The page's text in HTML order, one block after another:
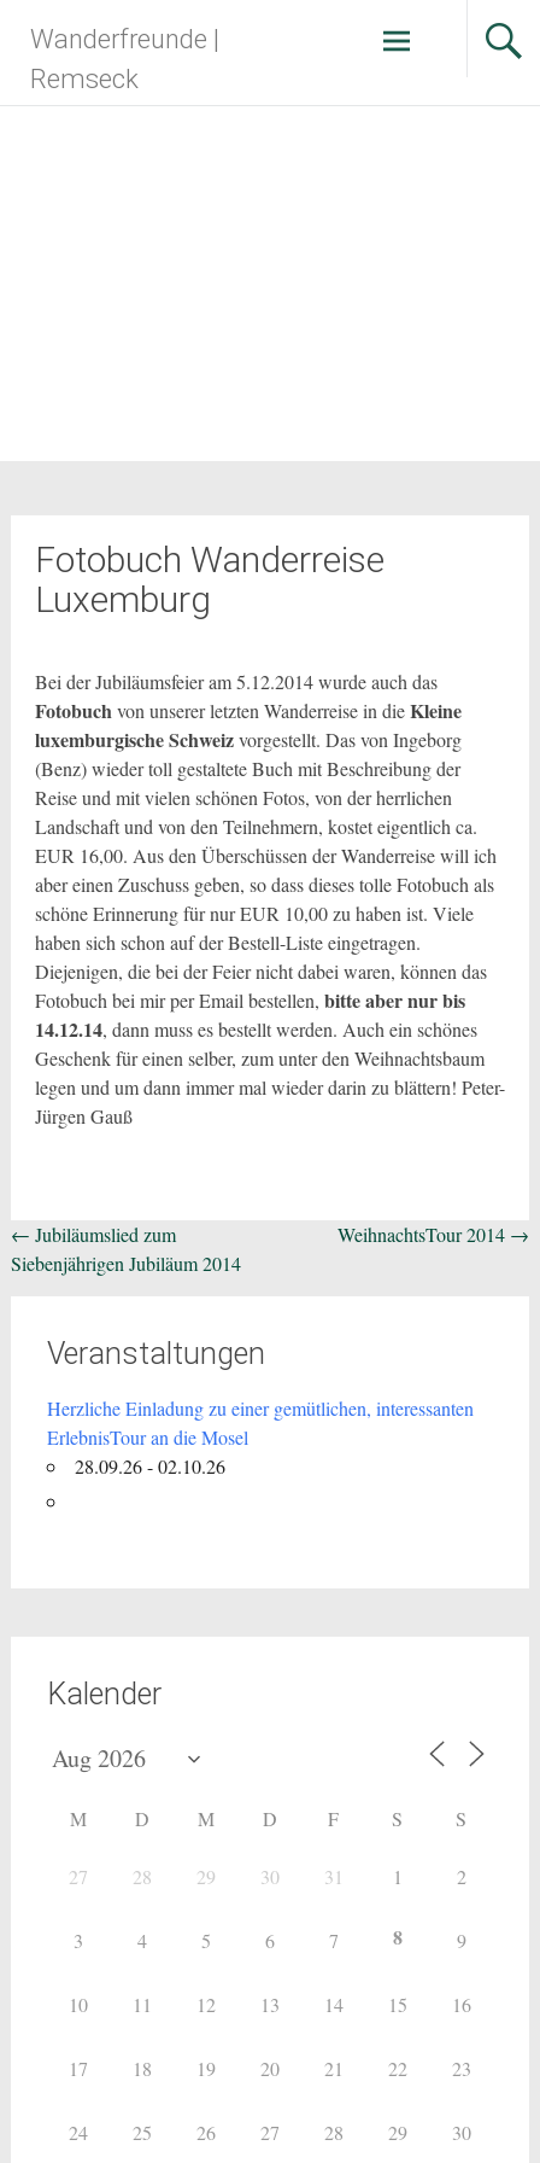
Inhalt
springen
Wanderfreunde |
Remseck
Fotobuch Wanderreise
Luxemburg
Bei der Jubiläumsfeier am 5.12.2014 wurde auch das
Fotobuchvon unserer letzten Wanderreise in dieKleine
luxemburgische Schweizvorgestellt. Das von Ingeborg
(Benz) wieder toll gestaltete Buch mit Beschreibung der
Reise und mit vielen schönen Fotos, von der herrlichen
Landschaft und von den Teilnehmern, kostet eigentlich ca.
EUR 16,00. Aus den Überschüssen der Wanderreise will ich
aber einen Zuschuss geben, so dass dieses tolle Fotobuch als
schöne Erinnerung für nur EUR 10,00 zu haben ist. Viele
haben sich schon auf der Bestell-Liste eingetragen.
Diejenigen, die bei der Feier nicht dabei waren, können das
Fotobuch bei mir per Email bestellen, bitte aber nur bis
14.12.14, dann muss es bestellt werden. Auch ein schönes
Geschenk für einen selber, zum unter den Weihnachtsbaum
legen und um dann immer mal wieder darin zu blättern! Peter-
Jürgen Gauß
Beitragsnavigation
← Jubiläumslied zum
Siebenjährigen Jubiläum 2014
WeihnachtsTour 2014 →
Veranstaltungen
Herzliche Einladung zu einer gemütlichen, interessanten
ErlebnisTour an die Mosel
28.09.26 - 02.10.26
Kalender
M D M D F S S
27 28 29 30 31 1 2
3 4 5 6 7 8 9
10 11 12 13 14 15 16
17 18 19 20 21 22 23
24 25 26 27 28 29 30